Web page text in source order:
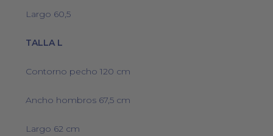
Largo 60,5
TALLA L
Contorno pecho 120 cm
Ancho hombros 67,5 cm
Largo 62 cm